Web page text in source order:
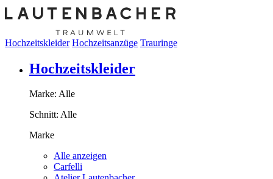
Hochzeitskleider Hochzeitsanzüge Trauringe
Hochzeitskleider
Marke: Alle
Schnitt: Alle
Marke
Alle anzeigen
Carfelli